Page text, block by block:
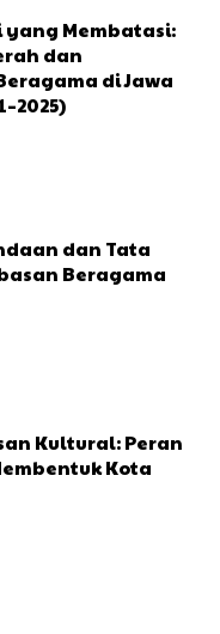
Membatasi:
dan
di Jawa
dan Tata
Beragama
Kultural: Peran
Kota